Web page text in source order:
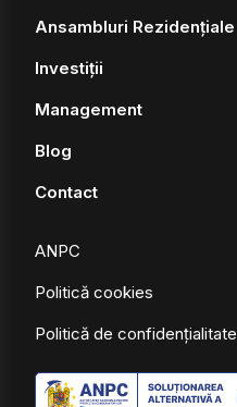
Ansambluri Rezidențiale
Investiții
Management
Blog
Contact
ANPC
Politică cookies
Politică de confidențialitate